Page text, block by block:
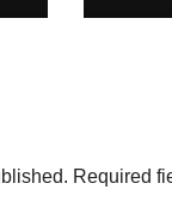
Required